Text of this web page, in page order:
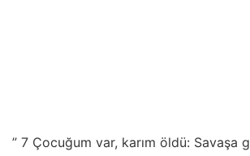
” 7 Çocuğum var, karım öldü: Savaşa